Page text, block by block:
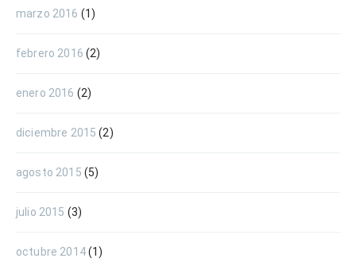
marzo 2016 (1)
febrero 2016 (2)
enero 2016 (2)
diciembre 2015 (2)
agosto 2015 (5)
julio 2015 (3)
octubre 2014(1)